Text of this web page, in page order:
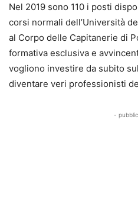
Nel 2019 sono 110 i posti
corsi normali dell’Università
al Corpo delle Capitanerie di
formativa esclusiva e
vogliono investire da subito
diventare veri professionisti
-